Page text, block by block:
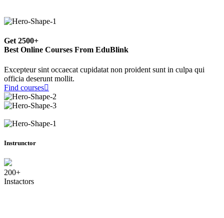
Get 2500+
Best Online Courses From EduBlink
Excepteur sint occaecat cupidatat non proident sunt in culpa qui
officia deserunt mollit.
Find courses
Instrunctor
200+
Instactors